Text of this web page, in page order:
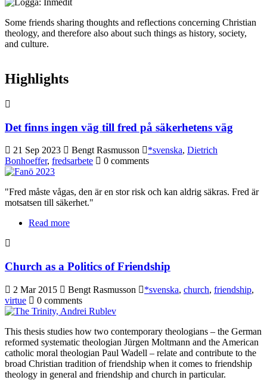
Some friends sharing thoughts and reflections concerning Christian
theology, and therefore also about such things as history, society,
and culture.
Highlights
Det finns ingen väg till fred på säkerhetens väg
21 Sep 2023 Bengt Rasmusson *svenska, Dietrich
Bonhoeffer, fredsarbete 0 comments
"Fred måste vågas, den är en stor risk och kan aldrig säkras. Fred är
motsatsen till säkerhet."
Read more
Church as a Politics of Friendship
2 Mar 2015 Bengt Rasmusson *svenska, church, friendship,
virtue
0 comments
This thesis studies how two contemporary theologians – the German
reformed systematic theologian Jürgen Moltmann and the American
catholic moral theologian Paul Wadell – relate and contribute to the
broad Christian tradition of friendship when it comes to friendship
theology in general and friendship and church in particular.